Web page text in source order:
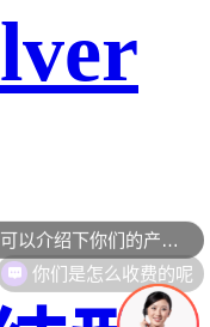
你们是怎么收费的呢